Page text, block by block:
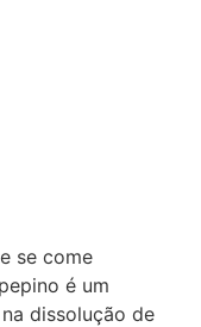
se come
é um
dissolução de